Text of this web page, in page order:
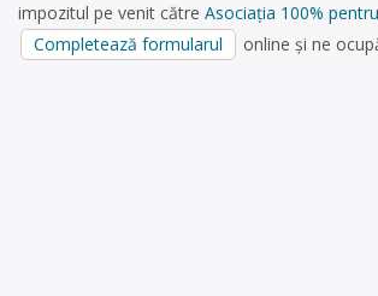
impozitul pe venit către Asociația 100%
Completează formularul
online și ne